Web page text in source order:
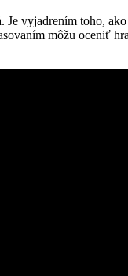
Je vyjadrením toho,
môžu oceniť